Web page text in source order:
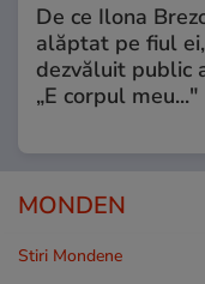
De ce Ilona
alăptat pe fiul
dezvăluit public
„E corpul meu..."
MONDEN
Stiri Mondene